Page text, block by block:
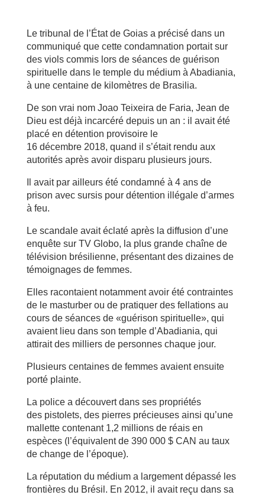
Le tribunal de l’État de Goias a précisé dans un
communiqué que cette condamnation portait sur
des viols commis lors de séances de guérison
spirituelle dans le temple du médium à Abadiania,
à une centaine de kilomètres de Brasilia.
De son vrai nom Joao Teixeira de Faria, Jean de
Dieu est déjà incarcéré depuis un an : il avait été
placé en détention provisoire le
16 décembre 2018, quand il s’était rendu aux
autorités après avoir disparu plusieurs jours.
Il avait par ailleurs été condamné à 4 ans de
prison avec sursis pour détention illégale d’armes
à feu.
Le scandale avait éclaté après la diffusion d’une
enquête sur TV Globo, la plus grande chaîne de
télévision brésilienne, présentant des dizaines de
témoignages de femmes.
Elles racontaient notamment avoir été contraintes
de le masturber ou de pratiquer des fellations au
cours de séances de «guérison spirituelle», qui
avaient lieu dans son temple d’Abadiania, qui
attirait des milliers de personnes chaque jour.
Plusieurs centaines de femmes avaient ensuite
porté plainte.
La police a découvert dans ses propriétés
des pistolets, des pierres précieuses ainsi qu’une
mallette contenant 1,2 millions de réais en
espèces (l’équivalent de 390 000 $ CAN au taux
de change de l’époque).
La réputation du médium a largement dépassé les
frontières du Brésil. En 2012, il avait reçu dans sa